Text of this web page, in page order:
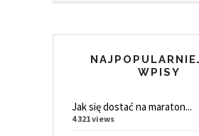
WPISY
Jak się dostać na maraton...
4 321 views